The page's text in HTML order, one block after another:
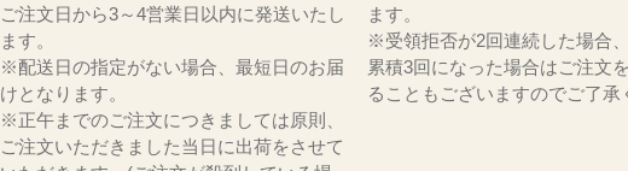
ご注文日から3～4営業日以内に発送いたし
ます。
※配送日の指定がない場合、最短日のお届
けとなります。
※正午までのご注文につきましては原則、
ご注文いただきました当日に出荷をさせて
ます。
※受領拒否が2回連続した場合
累積3回になった場合はご注文
ることもございますのでご了承